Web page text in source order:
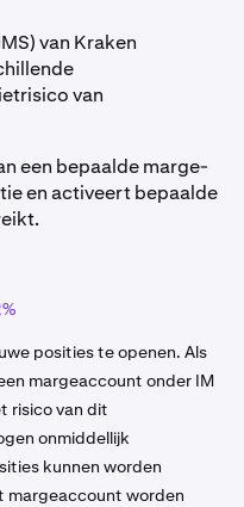
van Kraken
van
een bepaalde marge-
en activeert bepaalde
posities te openen. Als
margeaccount onder IM
risico van dit
onmiddellijk
kunnen worden
margeaccount worden